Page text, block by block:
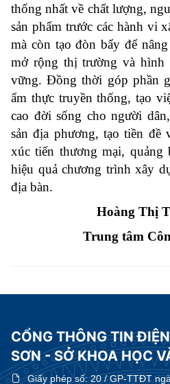
thống nhất về chất lượng,
sản phẩm trước các hành vi
mà còn tạo đòn bẩy để
mở rộng thị trường và hình
vững. Đồng thời góp phần
ẩm thực truyền thống, tạo
cao đời sống cho người
sản địa phương, tạo tiền đề
xúc tiến thương mại,
hiệu quả chương trình xây
địa bàn.
Hoàng Thị
Trung tâm
CỔNG THÔNG TIN
SƠN - SỞ KHOA HỌC
Giấy phép số:20 / GP-TTĐT